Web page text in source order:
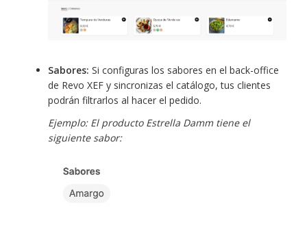
Sabores: Si configuras los sabores en el back-office
de Revo XEF y sincronizas el catálogo, tus clientes
podrán filtrarlos al hacer el pedido.
Ejemplo: El producto Estrella Damm tiene el
siguiente sabor: